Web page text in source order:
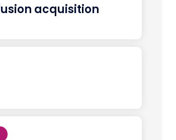
acquisition